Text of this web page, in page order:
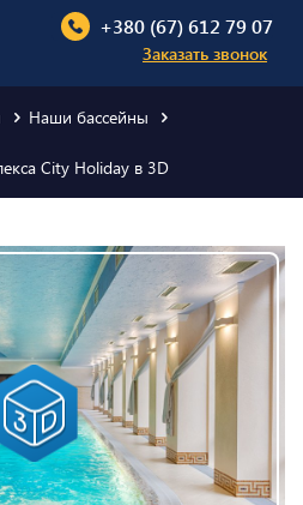
+380 (67) 612 79 07
Заказать звонок
Наши бассейны
City Holiday в 3D